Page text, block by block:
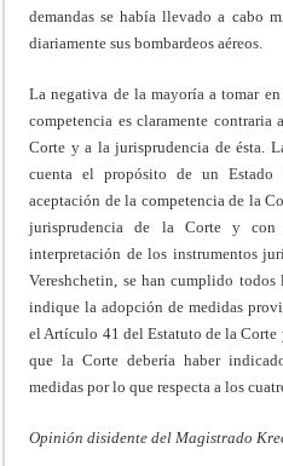
demandas se había llevado a cabo
diariamente sus bombardeos aéreos.
La negativa de la mayoría a tomar
competencia es claramente
Corte y a la jurisprudencia de ésta.
cuenta el propósito de un Estado
aceptación de la competencia de la
jurisprudencia de la Corte y con
interpretación de los instrumentos
Vereshchetin, se han cumplido
indique la adopción de medidas
el Artículo 41 del Estatuto de la
que la Corte debería haber
medidas por lo que respecta a los
Opinión disidente del Magistrado